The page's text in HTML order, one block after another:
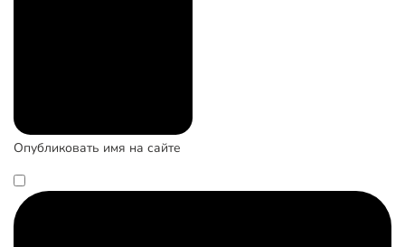
Опубликовать имя на сайте